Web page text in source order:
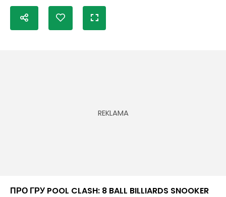
ПРО ГРУ POOL CLASH: 8 BALL BILLIARDS SNOOKER